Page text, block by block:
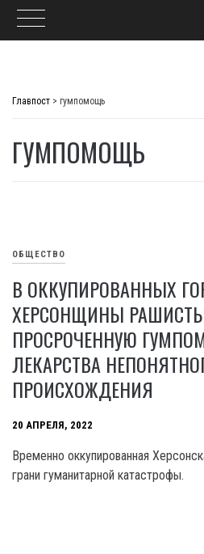
Главпост > гумпомощь
ГУМПОМОЩЬ
ОБЩЕСТВО
В ОККУПИРОВАННЫХ
ХЕРСОНЩИНЫ
ПРОСРОЧЕННУЮ
ЛЕКАРСТВА
ПРОИСХОЖДЕНИЯ
20 АПРЕЛЯ, 2022
Временно оккупированная
грани гуманитарной катастрофы.